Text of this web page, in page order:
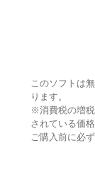
このソフトは
ります。
※消費税の増
されている価
ご購入前に必